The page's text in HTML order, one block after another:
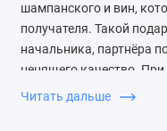
шампанского и вин,
получателя. Такой
начальника, партнёра
ценящего качество.
подарок обращайте
Читать дальше